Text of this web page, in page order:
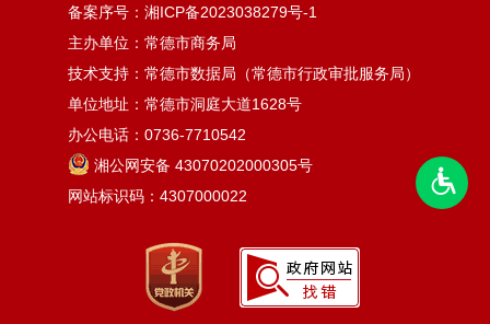
备案序号： 湘ICP备2023038279号-1
主办单位：常德市商务局
技术支持：常德市数据局（常德市行政审批服务局）
单位地址：常德市洞庭大道1628号
办公电话：0736-7710542
湘公网安备 43070202000305号
网站标识码：4307000022